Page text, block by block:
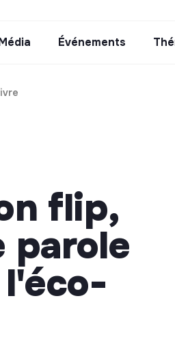
Événements
flip,
parole